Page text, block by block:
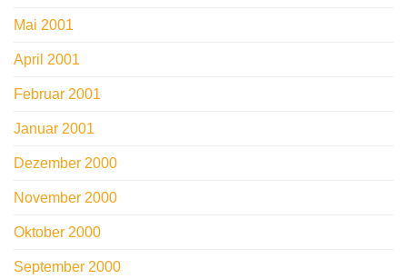
Mai 2001
April 2001
Februar 2001
Januar 2001
Dezember 2000
November 2000
Oktober 2000
September 2000